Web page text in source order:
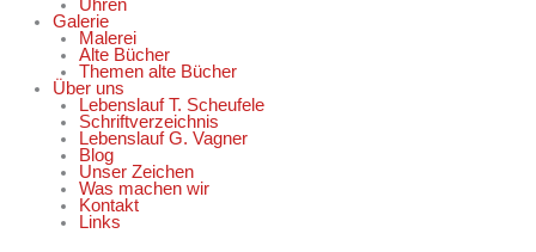
Uhren
Galerie
Malerei
Alte Bücher
Themen alte Bücher
Über uns
Lebenslauf T. Scheufele
Schriftverzeichnis
Lebenslauf G. Vagner
Blog
Unser Zeichen
Was machen wir
Kontakt
Links